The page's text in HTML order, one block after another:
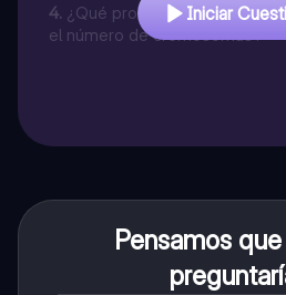
generaciones?
4. ¿Qué proceso de división
el número de cromosomas?
Iniciar
Pensamos